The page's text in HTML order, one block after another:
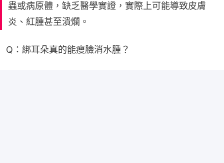
蟲或病原體，缺乏醫學實證，實際上可能導致皮膚
炎、紅腫甚至潰爛。
Q：綁耳朵真的能瘦臉消水腫？